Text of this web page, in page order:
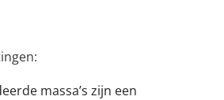
massa’s zijn een